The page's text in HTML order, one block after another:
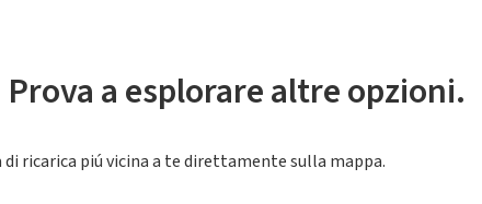
Prova a esplorare altre opzioni.
ricarica piú vicina a te direttamente sulla mappa.